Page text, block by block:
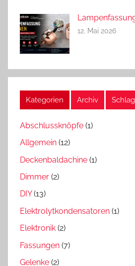
12. Mai 2026
Kategorien Archiv
Abschlussknöpfe (1)
Allgemein (12)
Deckenbaldachine (1)
Dimmer (2)
DIY(13)
Elektrolytkondensatoren (1)
Elektronik (2)
Fassungen (7)
Gelenke (2)